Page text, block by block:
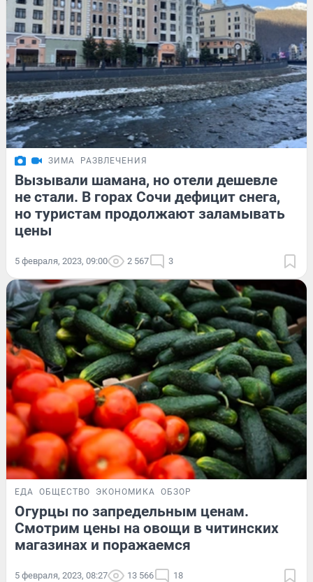
ЗИМА РАЗВЛЕЧЕНИЯ
Вызывали шамана, но отели дешевле
не стали. В горах Сочи дефицит снега,
но туристам продолжают заламывать
цены
5 февраля, 2023, 09:00 2 567 3
ЕДА ОБЩЕСТВО ЭКОНОМИКА ОБЗОР
Огурцы по запредельным ценам.
Смотрим цены на овощи в читинских
магазинах и поражаемся
5 февраля, 2023, 08:27 13 566 18